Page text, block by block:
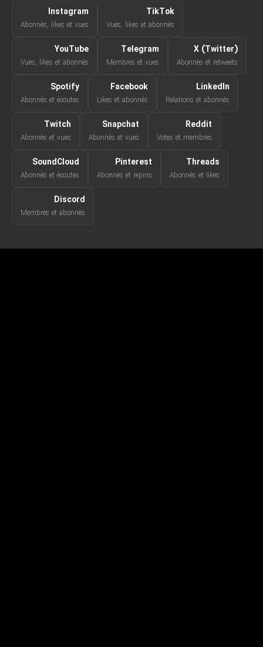
Instagram
Abonnés, likes et vues
TikTok
Vues, likes et abonnés
YouTube
Vues, likes et abonnés
Telegram
Membres et vues
X (Twitter)
Abonnés et retweets
Spotify
Abonnés et écoutes
Facebook
Likes et abonnés
LinkedIn
Relations et abonnés
Twitch
Abonnés et vues
Snapchat
Abonnés et vues
Reddit
Votes et membres
SoundCloud
Abonnés et écoutes
Pinterest
Abonnés et repins
Threads
Abonnés et likes
Discord
Membres et abonnés